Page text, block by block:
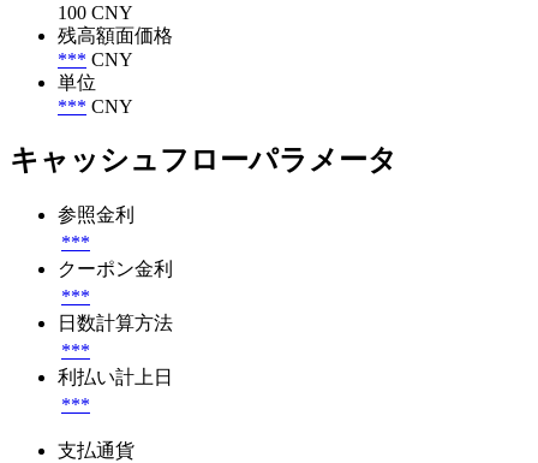
100 CNY
残高額面価格
*** CNY
単位
*** CNY
キャッシュフローパラメータ
参照金利
***
クーポン金利
***
日数計算方法
***
利払い計上日
***
支払通貨